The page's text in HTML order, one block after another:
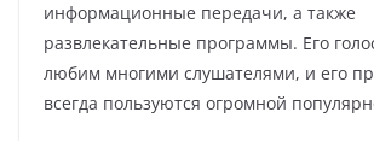
информационные передачи, а также
развлекательные программы. Его
любим многими слушателями, и его
всегда пользуются огромной